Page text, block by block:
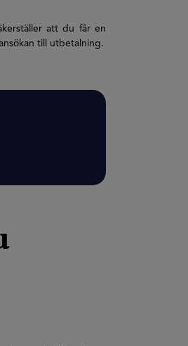
att du får en
till utbetalning.